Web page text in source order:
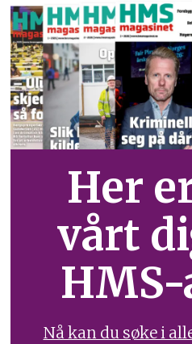
Her
vårt
Nå kan du søke i